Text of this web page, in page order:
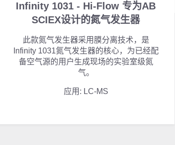
Infinity 1031 - Hi-Flow 专为AB
SCIEX设计的氮气发生器
此款氮气发生器采用膜分离技术，是
Infinity 1031氮气发生器的核心，为已经配
备空气源的用户生成现场的实验室级氮
气。
应用: LC-MS